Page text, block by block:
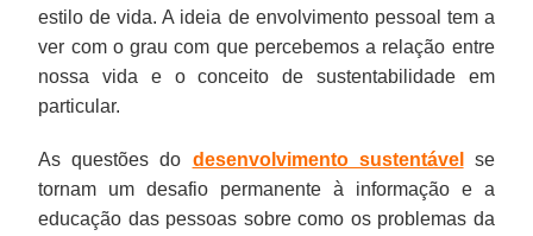
estilo de vida. A ideia de envolvimento pessoal tem a
ver com o grau com que percebemos a relação entre
nossa vida e o conceito de sustentabilidade em
particular.
As questões do desenvolvimento sustentável
se
tornam um desafio permanente à informação e a
educação das pessoas sobre como os problemas da